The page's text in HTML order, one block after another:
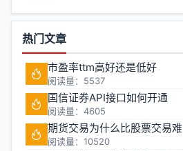
热门文章
市盈率ttm高好还是低好
阅读量：5537
国信证券API接口如何开通
阅读量：4605
期货交易为什么比股票交易难
阅读量：10520